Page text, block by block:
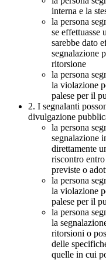
interna e la
la persona
se effettuasse
sarebbe dato
segnalazione
ritorsione
la persona
la violazione
palese per il
2. I segnalanti
divulgazione
la persona
segnalazione
direttamente
riscontro
previste o
la persona
la violazione
palese per il
la persona
la
ritorsioni o
delle
quelle in cui